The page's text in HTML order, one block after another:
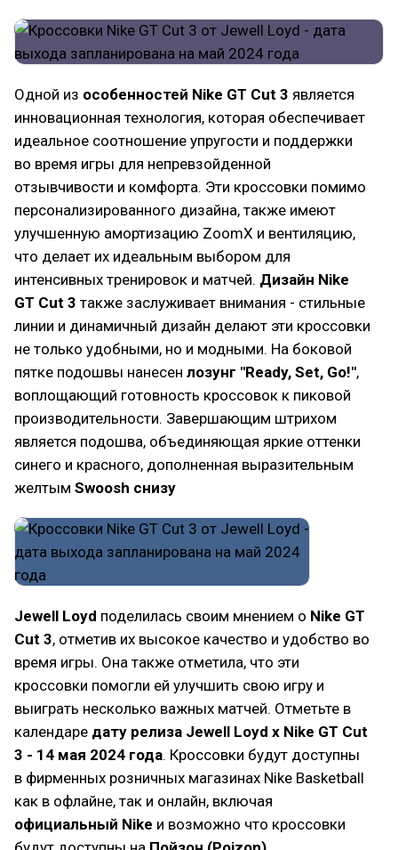
Одной из особенностей Nike GT Cut 3 является
инновационная технология, которая обеспечивает
идеальное соотношение упругости и поддержки
во время игры для непревзойденной
отзывчивости и комфорта. Эти кроссовки помимо
персонализированного дизайна, также имеют
улучшенную амортизацию ZoomX и вентиляцию,
что делает их идеальным выбором для
интенсивных тренировок и матчей. Дизайн Nike
GT Cut 3 также заслуживает внимания - стильные
линии и динамичный дизайн делают эти кроссовки
не только удобными, но и модными. На боковой
пятке подошвы нанесен лозунг "Ready, Set, Go!",
воплощающий готовность кроссовок к пиковой
производительности. Завершающим штрихом
является подошва, объединяющая яркие оттенки
синего и красного, дополненная выразительным
желтым Swoosh снизу
Jewell Loyd поделилась своим мнением о Nike GT
Cut 3, отметив их высокое качество и удобство во
время игры. Она также отметила, что эти
кроссовки помогли ей улучшить свою игру и
выиграть несколько важных матчей. Отметьте в
календаре дату релиза Jewell Loyd x Nike GT Cut
3 - 14 мая 2024 года. Кроссовки будут доступны
в фирменных розничных магазинах Nike Basketball
как в офлайне, так и онлайн, включая
официальный Nike и возможно что кроссовки